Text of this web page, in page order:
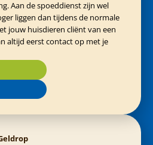
Aan de spoeddienst zijn wel
liggen dan tijdens de normale
jouw huisdieren cliënt van een
altijd eerst contact op met je